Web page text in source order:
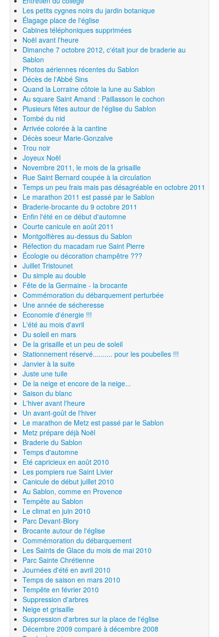
Les petits cygnes noirs du jardin botanique
Élagage place de l'église
Cabines téléphoniques supprimées
Noël avant l'heure
Dimanche 7 octobre 2012, c'était jour de braderie au
Sablon
Photos aériennes récentes du Sablon
Décès de l'Abbé Sins
Quand la Lorraine côtoie la lune au Sablon
Au square Saint Amand : Paillasson le cochon
Plusieurs fêtes autour de l'église du Sablon
Tombé du nid
Arrivée colorée à la cantine
Décès soeur Marie-Gonzalve
Trou noir
Joyeux Noël
Novembre 2011, le mois de la grisaille
Rue Saint Bernard coupée à la circulation
Temps un peu frais mais pas désagréable en octobre 2011
Le marathon 2011 est passé par le Sablon
Braderie-brocante du 9 octobre 2011
Enfin l'été en ce début d'automne
Courte canicule en août 2011
Montgolfières au-dessus du Sablon
Réfection du macadam rue Saint Pierre
Écologie ou décoration champêtre ???
Juillet Tristounet
Du simple au double
Fête de la Germaine - la brocante
Commémoration du débarquement perturbée
Une année de sécheresse
Economie d'énergie !!!
L'été au mois d'avril
Du soleil en mars
De la grisaille et un peu de soleil
Stationnement réservé.......... pour les poubelles !!!
Janvier à la suite
Juste une tuile
De la neige et encore de la neige...
Saison du blanc
L'hiver avant l'heure
Un avant-goût de l'hiver
Le marathon de Metz est passé par le Sablon
Metz prépare déjà Noël
Braderie du Sablon
Temps d'automne
Eté capricieux en août 2010
Les pompiers rue Saint Livier
Canicule de début juillet 2010
Au Sablon, comme en Provence
Tempête au Sablon
Le climat en juin 2010
Parc Devant-Blory
Brocante autour de l'église
Commémoration du débarquement
Les Saints de Glace du mois de mai 2010
Parc Sainte Chrétienne
Journées d'été en avril 2010
Temps de saison en mars 2010
Tempête en février 2010
Suppression d'arbres
Neige et grisaille
Suppression d'arbres sur la place de l'église
Décembre 2009 comparé à décembre 2008